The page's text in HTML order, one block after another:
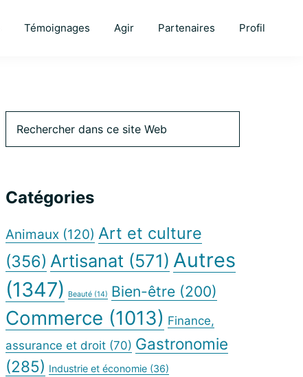
Témoignages Agir Partenaires Profil
Barre
principale
dans
Catégories
Animaux (120) Art et culture
(356) Artisanat (571) Autres
(1347)
Beauté (14) Bien-être (200)
Commerce (1013) Finance,
assurance et droit (70) Gastronomie
(285) Industrie et économie (36)